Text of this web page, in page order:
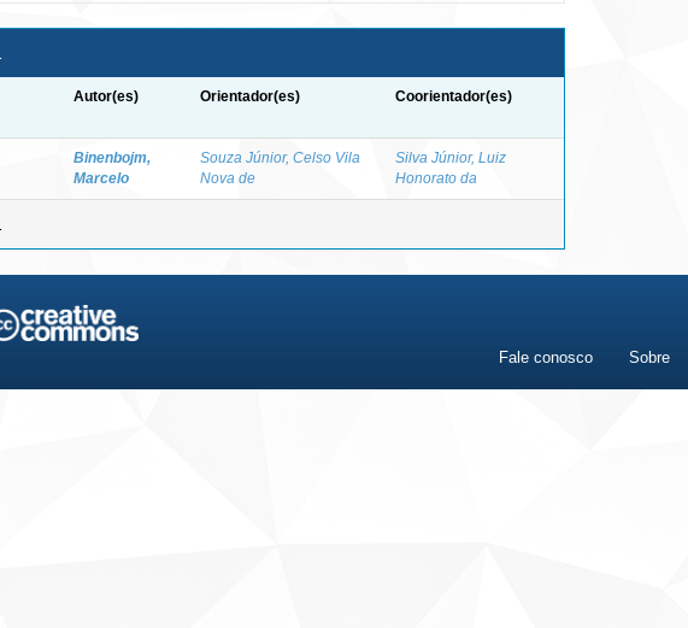
Autor(es) Orientador(es) Coorientador(es)
Binenbojm,
Marcelo
Souza Júnior, Celso Vila
Nova de
Silva Júnior, Luiz
Honorato da
Fale conosco Sobre